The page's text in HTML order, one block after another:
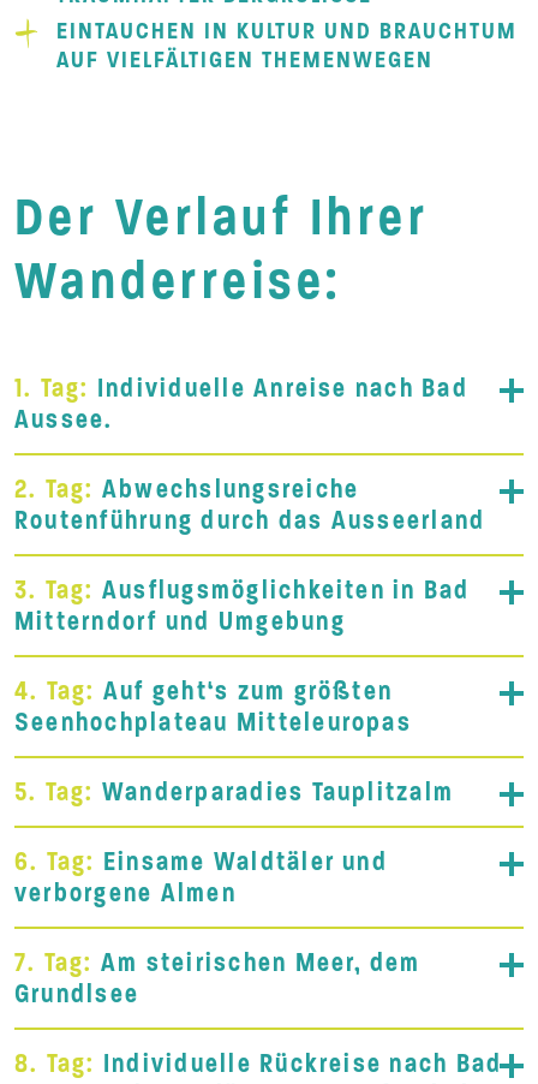
EINTAUCHEN IN KULTUR UND BRAUCHTUM
AUF VIELFÄLTIGEN THEMENWEGEN
Der Verlauf Ihrer
Wanderreise:
1. Tag: Individuelle Anreise nach Bad
Aussee.
2. Tag: Abwechslungsreiche
Routenführung durch das Ausseerland
3. Tag: Ausflugsmöglichkeiten in Bad
Mitterndorf und Umgebung
4. Tag: Auf geht‘s zum größten
Seenhochplateau Mitteleuropas
5. Tag: Wanderparadies Tauplitzalm
6. Tag: Einsame Waldtäler und
verborgene Almen
7. Tag: Am steirischen Meer, dem
Grundlsee
8. Tag: Individuelle Rückreise nach Bad